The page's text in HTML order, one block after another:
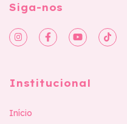
Siga-nos
Institucional
Início